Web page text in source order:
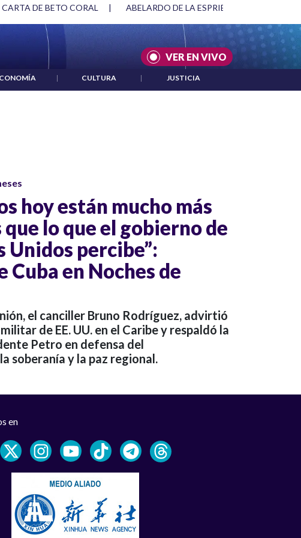
CARTA DE BETO CORAL | ABELARDO DE LA ESPRIELLA Y DMG
VER EN VIVO
| CULTURA | JUSTICIA
hoy están mucho más
lo que el gobierno de
Unidos percibe”:
Cuba en Noches de
el canciller Bruno Rodríguez, advirtió
de EE. UU. en el Caribe y respaldó la
Petro en defensa del
soberanía y la paz regional.
en